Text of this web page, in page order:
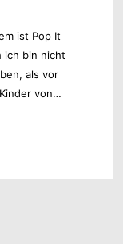
ist Pop It
ich bin nicht
als vor
von…